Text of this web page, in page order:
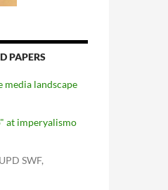
PAPERS
landscape
at imperyalismo
SWF,